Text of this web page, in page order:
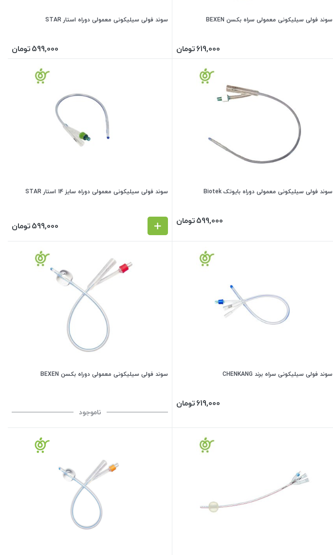
سوند فولی سیلیکونی معمولی سراه بکسن BEXEN
619,000تومان
سوند فولی سیلیکونی معمولی دوراه استار STAR
599,000تومان
سوند فولی سیلیکونی معمولی دوراه بایوتک Biotek
599,000تومان
سوند فولی سیلیکونی معمولی دوراه سایز 14 استار STAR
599,000تومان
سوند فولی سیلیکونی سراه برند CHENKANG
619,000تومان
سوند فولی سیلیکونی معمولی دوراه بکسن BEXEN
ناموجود